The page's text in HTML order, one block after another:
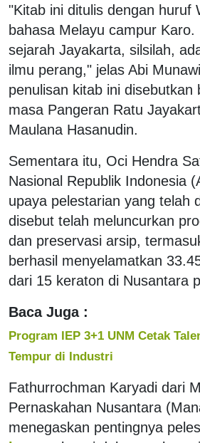
"Kitab ini ditulis dengan huruf
bahasa Melayu campur Karo.
sejarah Jayakarta, silsilah,
ilmu perang," jelas Abi
penulisan kitab ini disebutkan
masa Pangeran Ratu
Maulana Hasanudin.
Sementara itu, Oci Hendra
Nasional Republik Indonesia
upaya pelestarian yang telah
disebut telah meluncurkan
dan preservasi arsip,
berhasil menyelamatkan
dari 15 keraton di Nusantara
Baca Juga :
Program IEP 3+1 UNM Cetak
Tempur di Industri
Fathurrochman Karyadi dari
Pernaskahan Nusantara
menegaskan pentingnya